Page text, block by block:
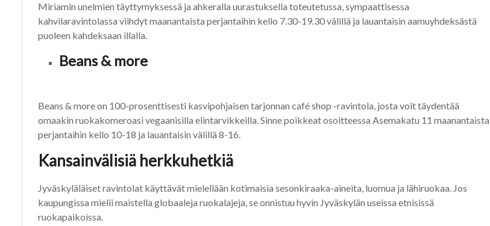
Miriamin unelmien täyttymyksessä ja ahkeralla uurastuksella toteutetussa, sympaattisessa
kahvilaravintolassa viihdyt maanantaista perjantaihin kello 7.30-19.30 välillä ja lauantaisin aamuyhdeksästä
puoleen kahdeksaan illalla.
Beans & more
Beans & more on 100-prosenttisesti kasvipohjaisen tarjonnan café shop -ravintola, josta voit täydentää
omaakin ruokakomeroasi vegaanisilla elintarvikkeilla. Sinne poikkeat osoitteessa Asemakatu 11 maanantaista
perjantaihin kello 10-18 ja lauantaisin välillä 8-16.
Kansainvälisiä herkkuhetkiä
Jyväskyläläiset ravintolat käyttävät mielellään kotimaisia sesonkiraaka-aineita, luomua ja lähiruokaa. Jos
kaupungissa mielii maistella globaaleja ruokalajeja, se onnistuu hyvin Jyväskylän useissa etnisissä
ruokapaikoissa.